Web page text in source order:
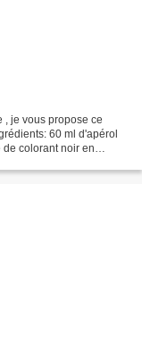
, je vous propose ce
60 ml d'apérol
colorant noir en